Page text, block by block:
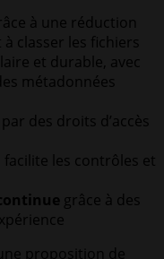
à une réduction
classer les fichiers
et durable, avec
métadonnées
des droits d’accès
les contrôles et
grâce à des
proposition de